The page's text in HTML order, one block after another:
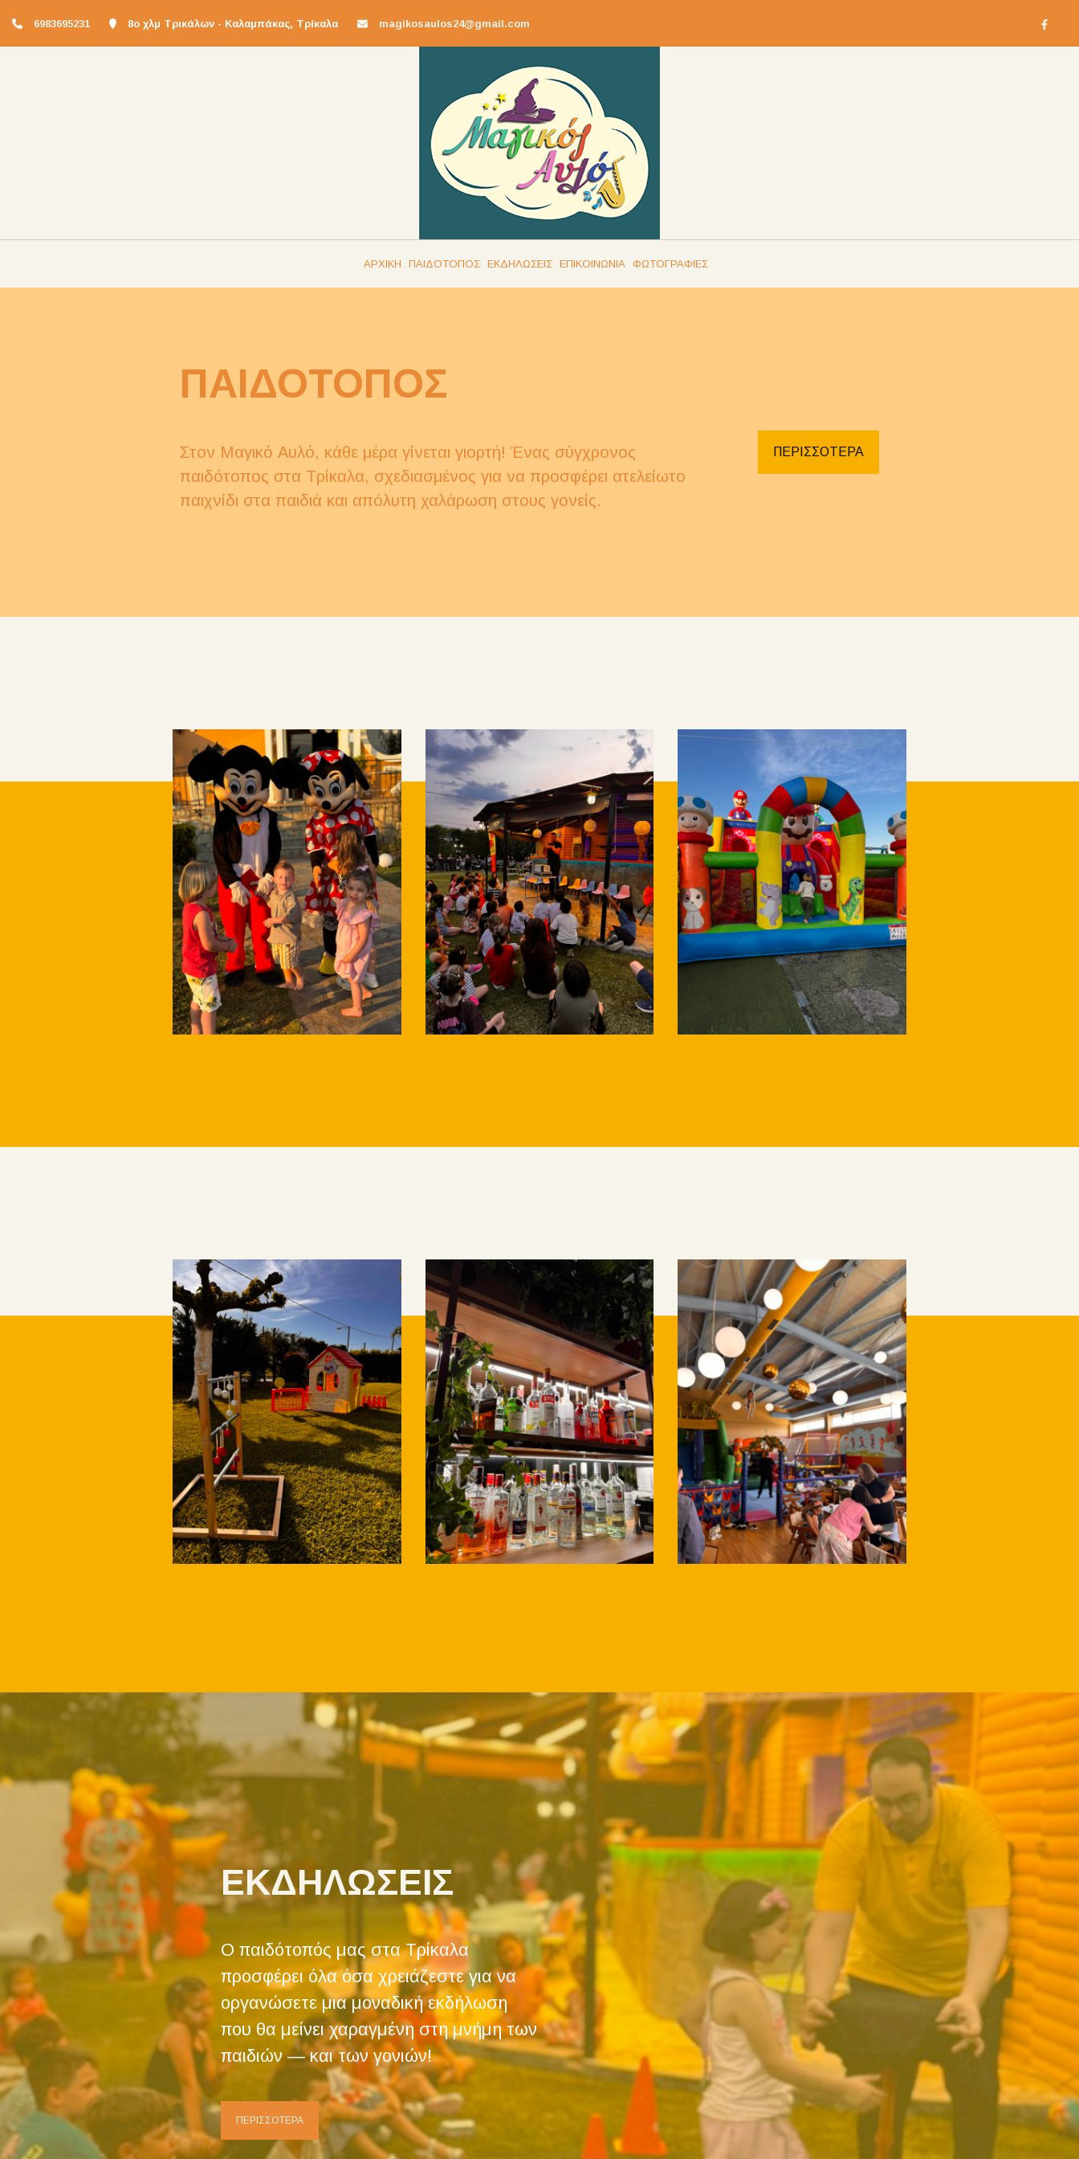
6983695231 8ο χλμ Τρικάλων - Καλαμπάκας, Τρίκαλα magikosaulos24@gmail.com
ΑΡΧΙΚΗ ΠΑΙΔΟΤΟΠΟΣ ΕΚΔΗΛΩΣΕΙΣ ΕΠΙΚΟΙΝΩΝΙΑ ΦΩΤΟΓΡΑΦΙΕΣ
ΠΕΡΙΣΣΟΤΕΡΑ
ΠΑΙΔΟΤΟΠΟΣ
Στον Μαγικό Αυλό, κάθε μέρα γίνεται γιορτή! Ένας σύγχρονος
παιδότοπος στα Τρίκαλα, σχεδιασμένος για να προσφέρει ατελείωτο
παιχνίδι στα παιδιά και απόλυτη χαλάρωση στους γονείς.
ΕΚΔΗΛΩΣΕΙΣ
Ο παιδότοπός μας στα Τρίκαλα
προσφέρει όλα όσα χρειάζεστε για να
οργανώσετε μια μοναδική εκδήλωση
που θα μείνει χαραγμένη στη μνήμη των
παιδιών — και των γονιών!
ΠΕΡΙΣΣΟΤΕΡΑ